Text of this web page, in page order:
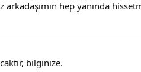
hep yanında
bilginize.